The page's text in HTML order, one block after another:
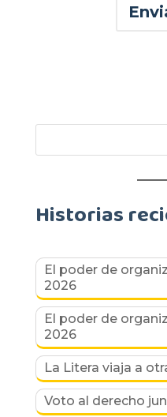
Historias
El poder de
2026
El poder de
2026
La Litera viaja a
Voto al derecho